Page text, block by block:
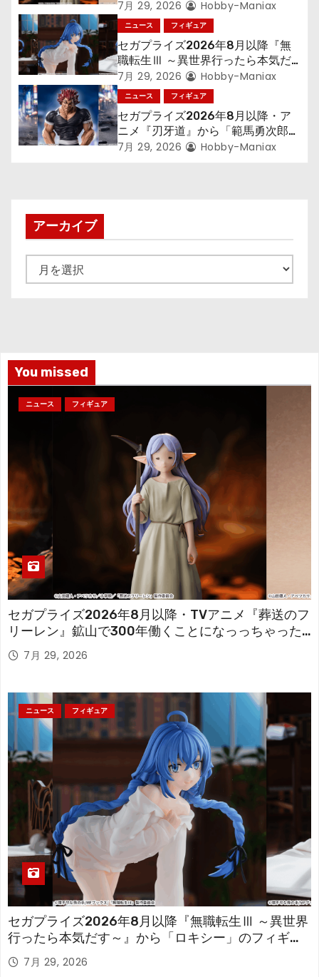
ン
300年働くことになっっちゃった
「フリーレン」を立体化！
7月 29, 2026 Hobby-Maniax
ニュース フィギュア
セガプライズ2026年8月以降『無
職転生Ⅲ ～異世界行ったら本気だ
す～』から「ロキシー」のフィギュ
アが登場！
7月 29, 2026 Hobby-Maniax
ニュース フィギュア
セガプライズ2026年8月以降・ア
ニメ『刃牙道』から「範馬勇次郎」
が登場ッッ!!
7月 29, 2026 Hobby-Maniax
アーカイブ
ー
You missed
ニュース フィギュア
セガプライズ2026年8月以降・TVアニメ『葬送のフ
リーレン』鉱山で300年働くことになっっちゃった
「フリーレン」を立体化！
7月 29, 2026
ニュース フィギュア
セガプライズ2026年8月以降『無職転生Ⅲ ～異世界
行ったら本気だす～』から「ロキシー」のフィギュ
アが登場！
7月 29, 2026